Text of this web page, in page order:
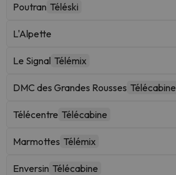
Poutran Téléski
L'Alpette
Le Signal Télémix
DMC des Grandes Rousses Télécabine
Télécentre Télécabine
Marmottes Télémix
Enversin Télécabine